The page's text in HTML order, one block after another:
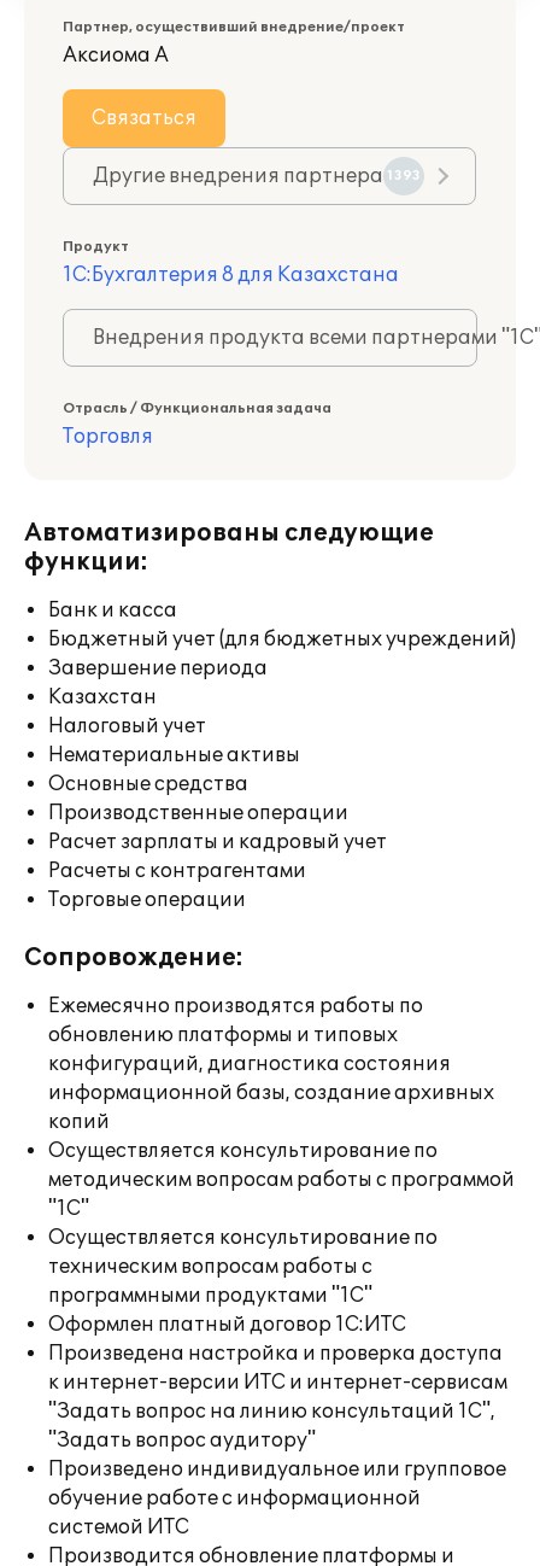
Партнер, осуществивший внедрение/проект
Аксиома А
Связаться
Другие внедрения партнера 1393
Продукт
1С:Бухгалтерия 8 для Казахстана
Внедрения продукта всеми партнерами
Отрасль / Функциональная задача
Торговля
Автоматизированы следующие
функции:
Банк и касса
Бюджетный учет (для бюджетных учреждений)
Завершение периода
Казахстан
Налоговый учет
Нематериальные активы
Основные средства
Производственные операции
Расчет зарплаты и кадровый учет
Расчеты с контрагентами
Торговые операции
Сопровождение:
Ежемесячно производятся работы по
обновлению платформы и типовых
конфигураций, диагностика состояния
информационной базы, создание архивных
копий
Осуществляется консультирование по
методическим вопросам работы с программой
"1С"
Осуществляется консультирование по
техническим вопросам работы с
программными продуктами "1С"
Оформлен платный договор 1С:ИТС
Произведена настройка и проверка доступа
к интернет-версии ИТС и интернет-сервисам
"Задать вопрос на линию консультаций 1С",
"Задать вопрос аудитору"
Произведено индивидуальное или групповое
обучение работе с информационной
системой ИТС
Производится обновление платформы и